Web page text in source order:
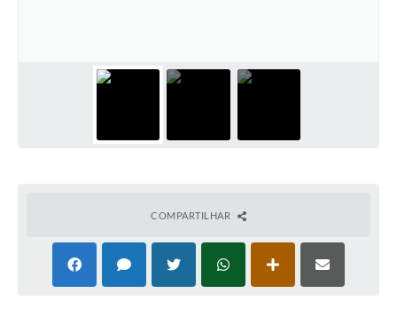
Saneamento Básico de Lins
Lei Orgânica
Educação
COMPARTILHAR